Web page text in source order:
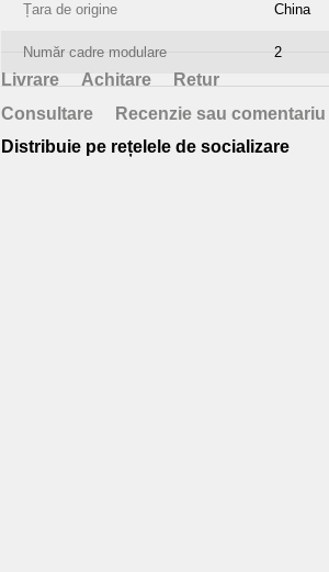
Țara de origine China
Număr cadre modulare 2
Livrare Achitare
Retur
Consultare
Recenzie sau
Distribuie pe rețelele de socializare